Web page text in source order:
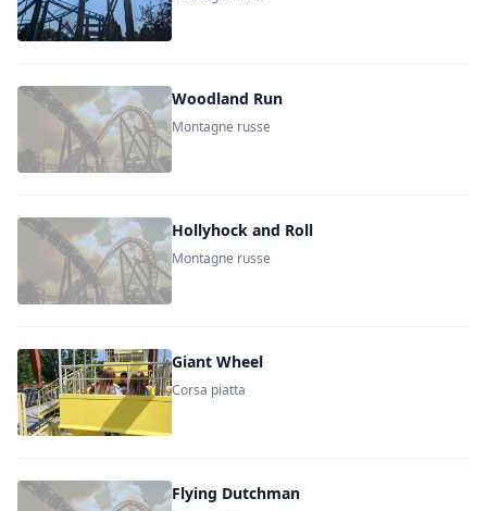
Woodland Run
Montagne russe
Hollyhock and Roll
Montagne russe
Giant Wheel
Corsa piatta
Flying Dutchman